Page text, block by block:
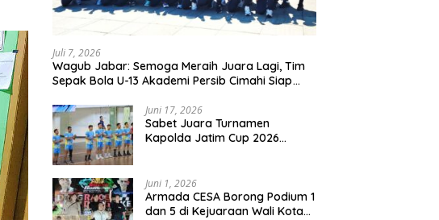
Juli 7, 2026
Wagub Jabar: Semoga Meraih Juara Lagi, Tim
Sepak Bola U-13 Akademi Persib Cimahi Siap
Juni 17, 2026
Sabet Juara Turnamen
Kapolda Jatim Cup 2026
Membanggakan
Juni 1, 2026
Armada CESA Borong Podium 1
dan 5 di Kejuaraan Wali Kota